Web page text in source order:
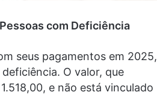
com Deficiência
seus pagamentos em 2025,
O valor, que
e não está vinculado